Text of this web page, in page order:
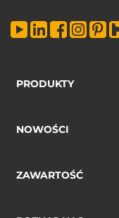
PRODUKTY
NOWOŚCI
ZAWARTOŚĆ